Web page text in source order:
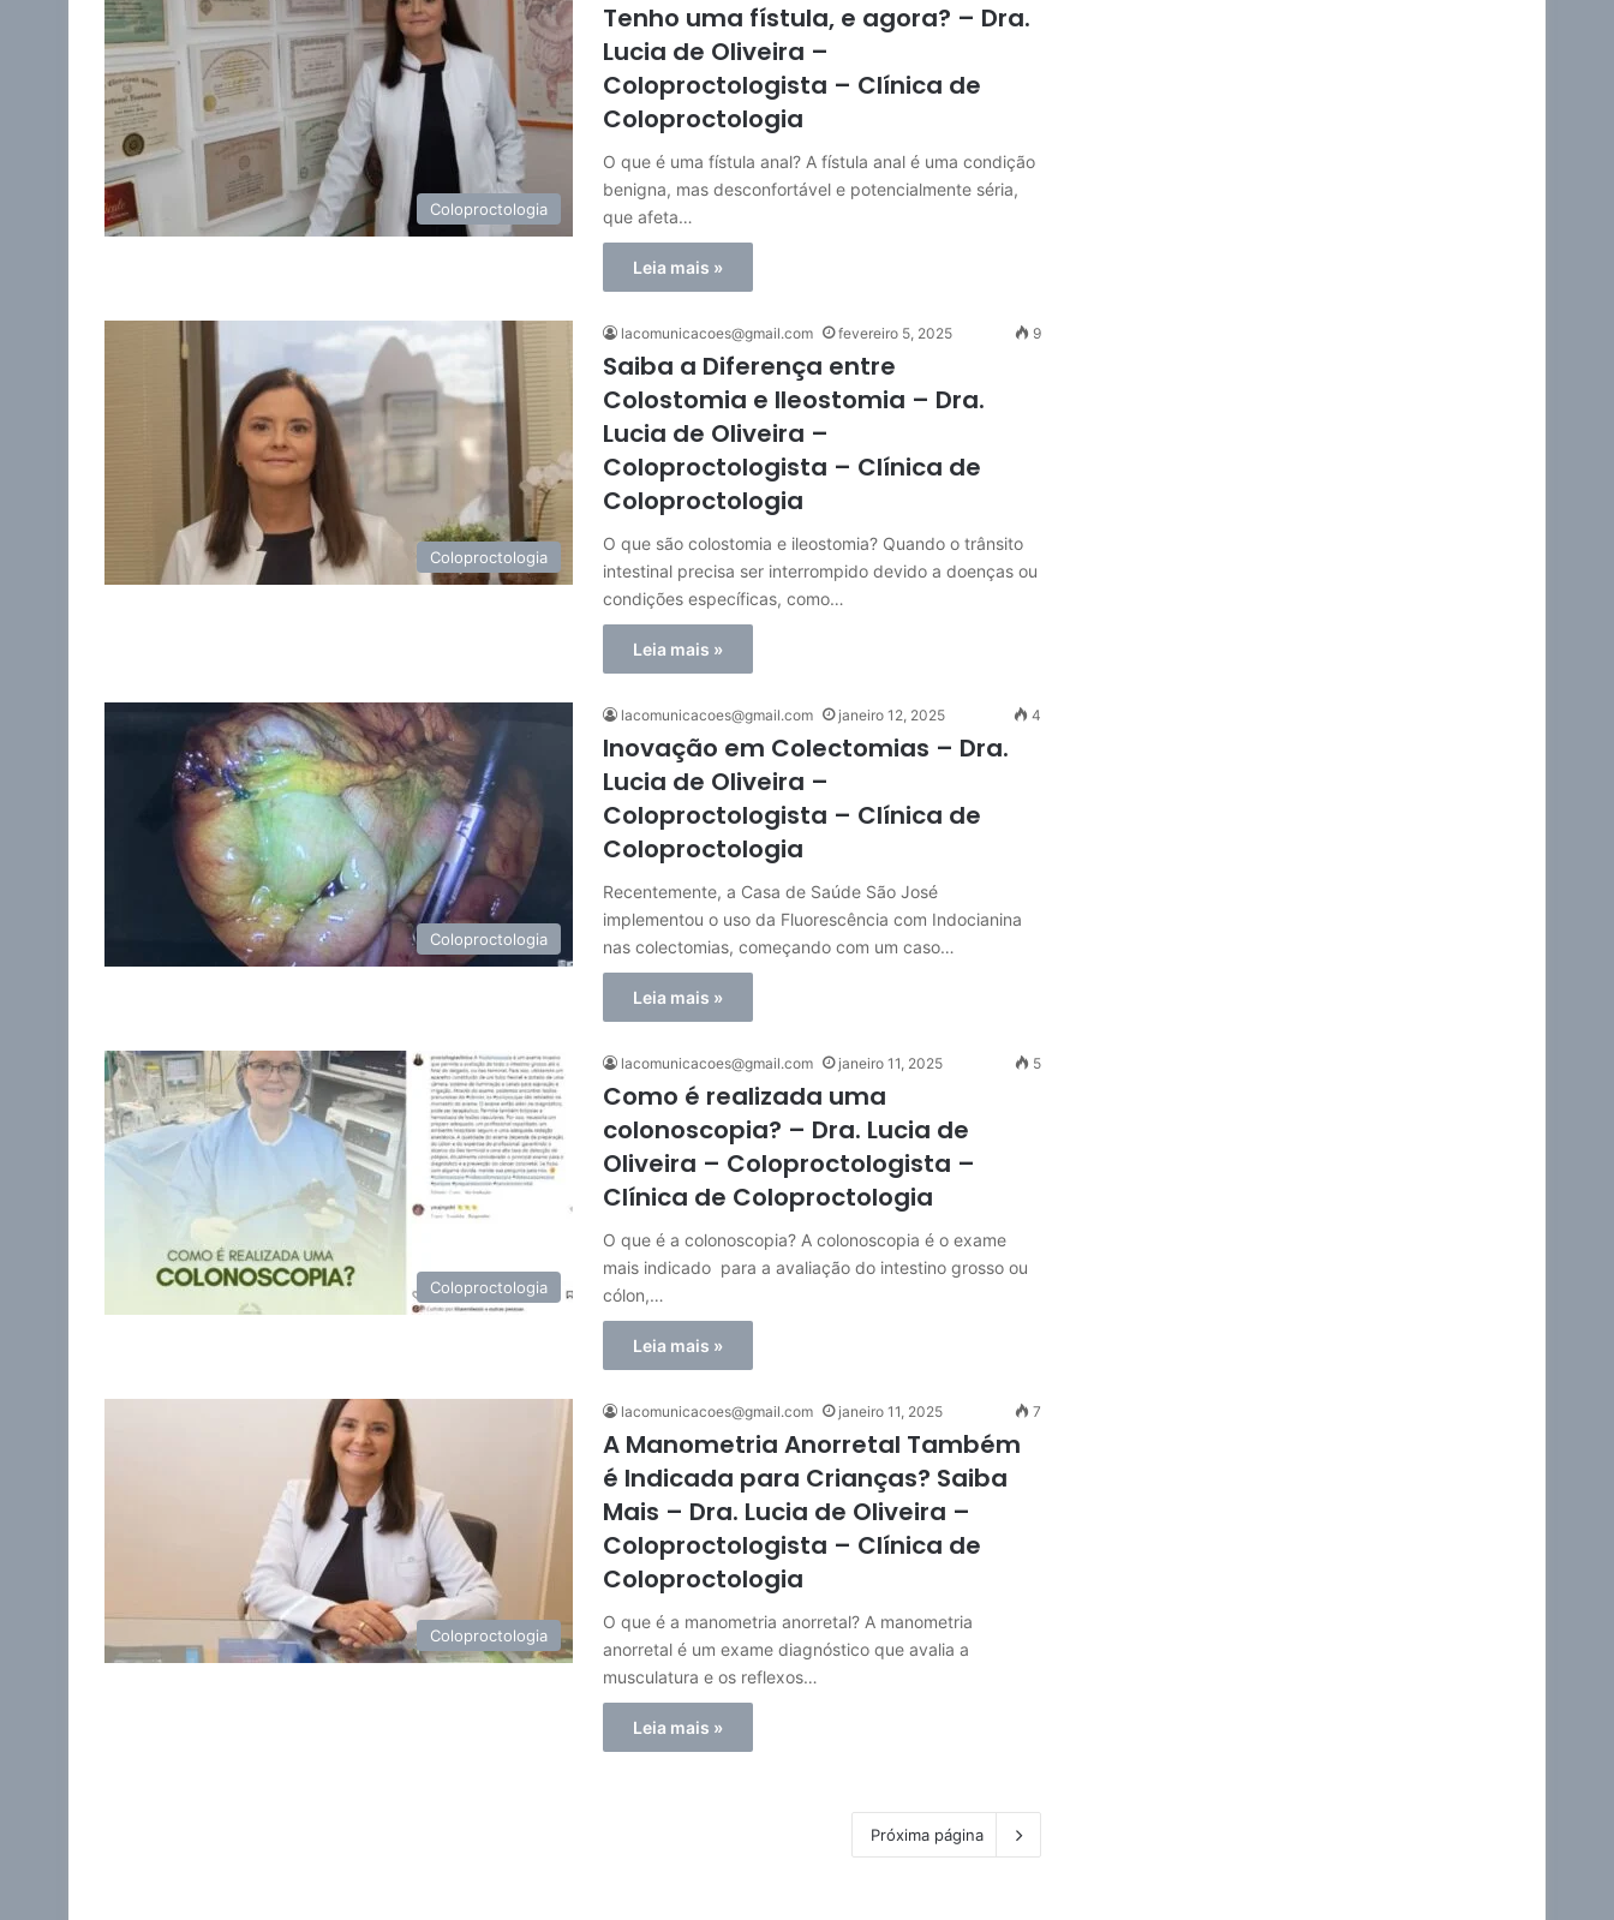
Coloproctologia
Tenho uma fístula, e agora? – Dra.
Lucia de Oliveira –
Coloproctologista – Clínica de
Coloproctologia
O que é uma fístula anal? A fístula anal é uma condição
benigna, mas desconfortável e potencialmente séria,
que afeta…
Leia mais »
Coloproctologia
lacomunicacoes@gmail.com fevereiro 5, 2025 9
Saiba a Diferença entre
Colostomia e Ileostomia – Dra.
Lucia de Oliveira –
Coloproctologista – Clínica de
Coloproctologia
O que são colostomia e ileostomia? Quando o trânsito
intestinal precisa ser interrompido devido a doenças ou
condições específicas, como…
Leia mais »
Coloproctologia
lacomunicacoes@gmail.com janeiro 12, 2025 4
Inovação em Colectomias – Dra.
Lucia de Oliveira –
Coloproctologista – Clínica de
Coloproctologia
Recentemente, a Casa de Saúde São José
implementou o uso da Fluorescência com Indocianina
nas colectomias, começando com um caso…
Leia mais »
Coloproctologia
lacomunicacoes@gmail.com janeiro 11, 2025 5
Como é realizada uma
colonoscopia? – Dra. Lucia de
Oliveira – Coloproctologista –
Clínica de Coloproctologia
O que é a colonoscopia? A colonoscopia é o exame
mais indicado para a avaliação do intestino grosso ou
cólon,…
Leia mais »
Coloproctologia
lacomunicacoes@gmail.com janeiro 11, 2025 7
A Manometria Anorretal Também
é Indicada para Crianças? Saiba
Mais – Dra. Lucia de Oliveira –
Coloproctologista – Clínica de
Coloproctologia
O que é a manometria anorretal? A manometria
anorretal é um exame diagnóstico que avalia a
musculatura e os reflexos…
Leia mais »
Próxima página